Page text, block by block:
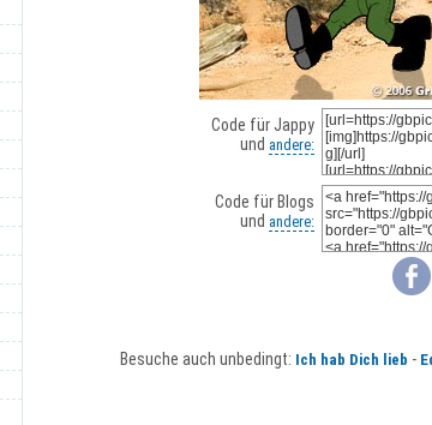
Code für Jappy
und andere:
Code für Blogs
und andere:
Besuche auch unbedingt: Ich hab Dich lieb -